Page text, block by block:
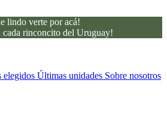
lindo verte por acá!
cada rinconcito del Uruguay!
elegidos Últimas unidades Sobre nosotros